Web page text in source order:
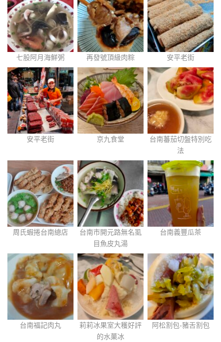
七股阿月海鮮粥 再發號頂級肉粽 安平老街
安平老街 京九食堂
台南蕃茄切盤特別吃
法
周氏蝦捲台南總店
台南市開元路無名虱
目魚皮丸湯
台南義豐瓜茶
台南福記肉丸
莉莉冰果室大穫好評
的水菓冰
阿松割包-豬舌割包